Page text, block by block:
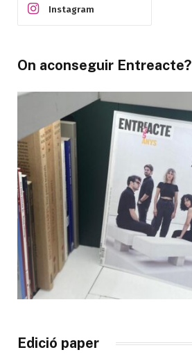
Instagram
On aconseguir Entreacte?
Edició paper